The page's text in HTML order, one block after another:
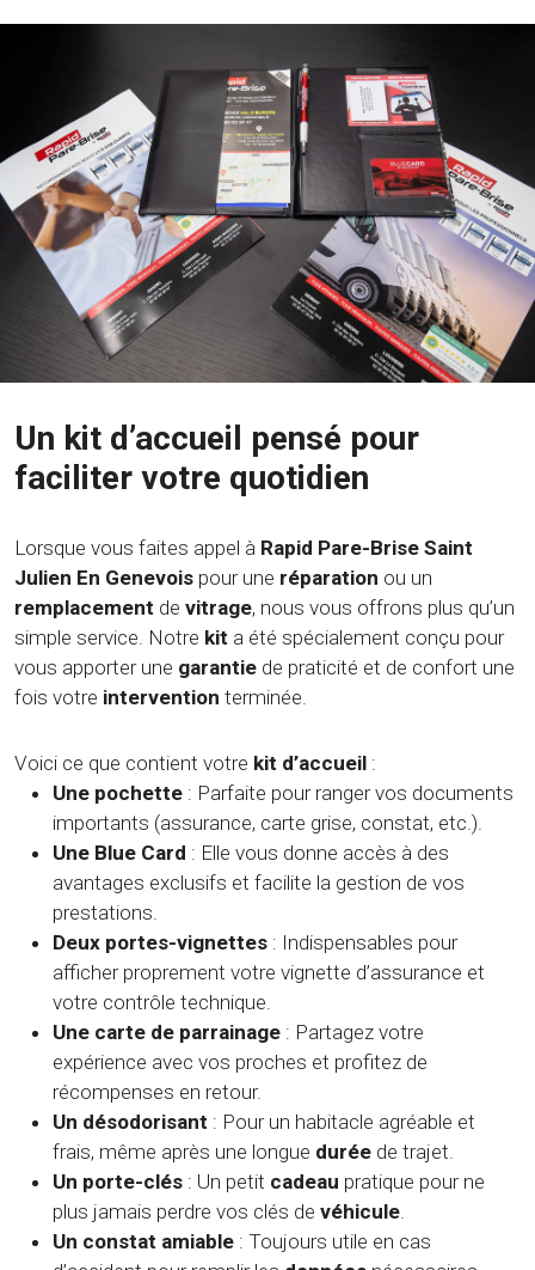
Un kit d’accueil pensé pour
faciliter votre quotidien
Lorsque vous faites appel à Rapid Pare-Brise Saint
Julien En Genevois pour une réparation ou un
remplacement de vitrage, nous vous offrons plus qu’un
simple service. Notre kit a été spécialement conçu pour
vous apporter une garantie de praticité et de confort une
fois votre intervention terminée.
Voici ce que contient votre kit d’accueil :
Une pochette : Parfaite pour ranger vos documents
importants (assurance, carte grise, constat, etc.).
Une Blue Card : Elle vous donne accès à des
avantages exclusifs et facilite la gestion de vos
prestations.
Deux portes-vignettes : Indispensables pour
afficher proprement votre vignette d’assurance et
votre contrôle technique.
Une carte de parrainage : Partagez votre
expérience avec vos proches et profitez de
récompenses en retour.
Un désodorisant : Pour un habitacle agréable et
frais, même après une longue durée de trajet.
Un porte-clés : Un petit cadeau pratique pour ne
plus jamais perdre vos clés de véhicule.
Un constat amiable : Toujours utile en cas